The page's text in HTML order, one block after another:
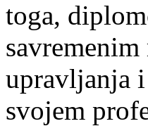
toga,
upravljanja
svojem